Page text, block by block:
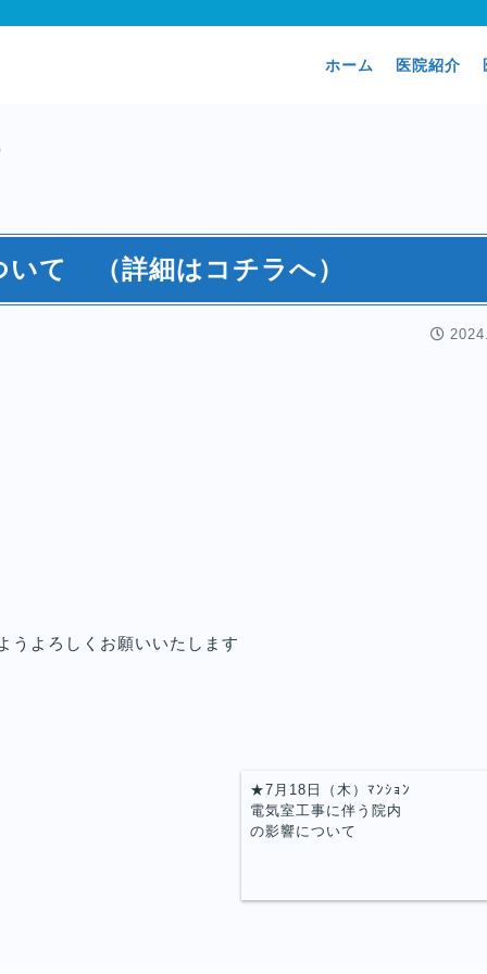
ホーム 医院紹介
て （詳細はコチラへ）
うよろしくお願いいたします
★7月18日（木）ﾏﾝｼｮﾝ
電気室工事に伴う院内
の影響について